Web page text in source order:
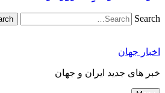
Search
اخبار جهان
خبر های جدید ایران و جهان